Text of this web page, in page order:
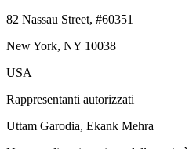
82 Nassau Street, #60351
New York, NY 10038
USA
Rappresentanti autorizzati
Uttam Garodia, Ekank Mehra